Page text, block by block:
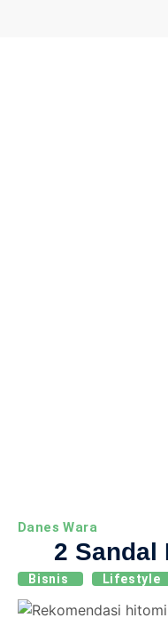
Danes Wara
2 Sandal
Bisnis Lifestyle